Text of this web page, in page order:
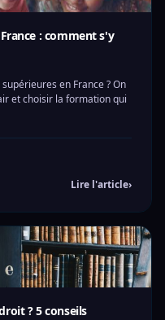
: comment s'y
en France ? On
et choisir la formation qui
Lire l'article›
? 5 conseils